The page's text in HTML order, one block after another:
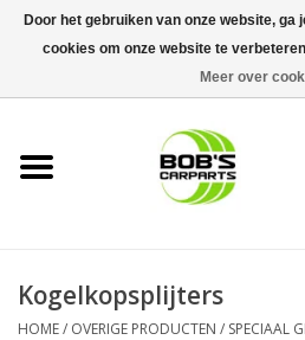
KS TOOLS
Next Gereedschapswagens
Kogelkopsplijters
HOME/ OVERIGE PRODUCTEN / SPECIAAL
Door het gebruiken van onze website,
cookies om onze website te
Meer over